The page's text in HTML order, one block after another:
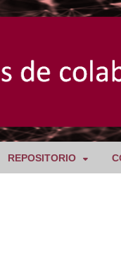
REPOSITORIO